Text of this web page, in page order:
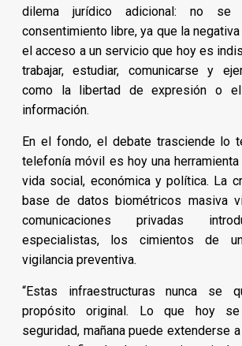
dilema jurídico adicional: no
consentimiento libre, ya que la
el acceso a un servicio que hoy es
trabajar, estudiar, comunicarse y
como la libertad de expresión o
información.
En el fondo, el debate trasciende lo
telefonía móvil es hoy una
vida social, económica y política. La
base de datos biométricos masiva
comunicaciones privadas
especialistas, los cimientos de
vigilancia preventiva.
“Estas infraestructuras nunca se
propósito original. Lo que hoy
seguridad, mañana puede extenderse